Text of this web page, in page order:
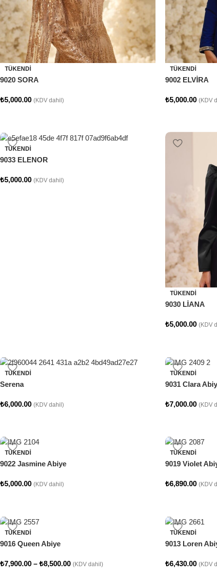
TÜKENDI
9020 SORA
₺5,000.00 (KDV dahil)
TÜKENDI
9002 ELVİRA
₺5,000.00 (KDV
TÜKENDI
9033 ELENOR
₺5,000.00 (KDV dahil)
TÜKENDI
9030 LİANA
₺5,000.00 (KDV
TÜKENDI
Serena
₺6,000.00 (KDV dahil)
TÜKENDI
9031 Clara
₺7,000.00 (KDV
TÜKENDI
9022 Jasmine Abiye
₺5,000.00 (KDV dahil)
TÜKENDI
9019 Violet
₺6,890.00 (KDV
TÜKENDI
9016 Queen Abiye
₺7,900.00 – ₺8,500.00 (KDV dahil)
TÜKENDI
9013 Loren
₺6,430.00 (KDV